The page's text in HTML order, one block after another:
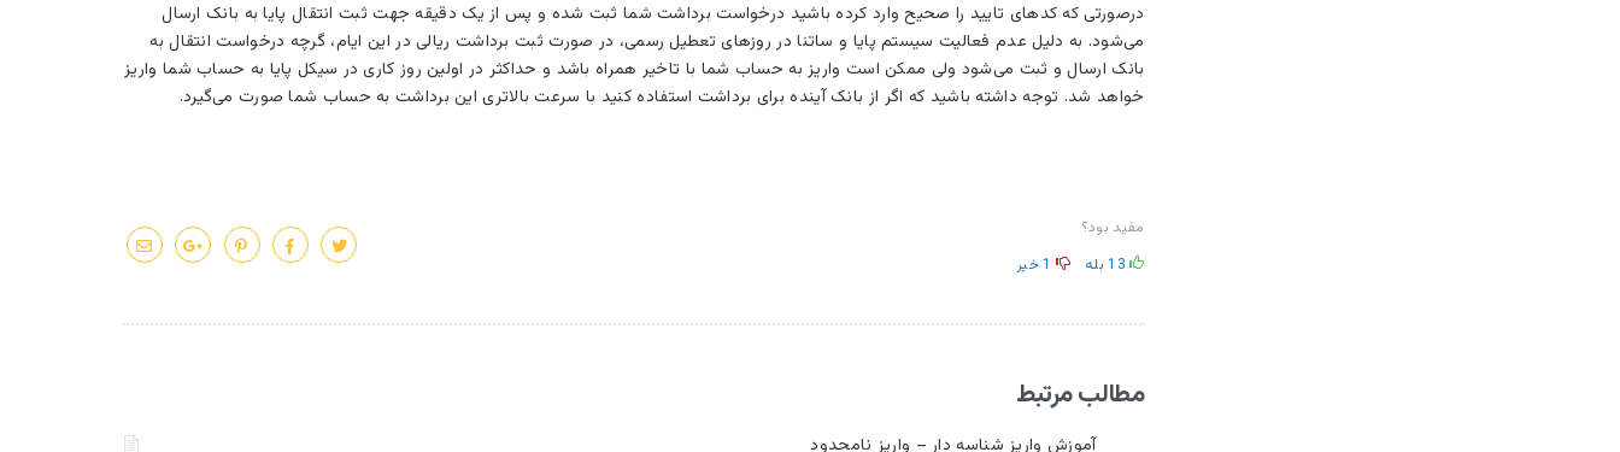
درصورتی که کدهای تایید را صحیح وارد کرده باشید درخواست برداشت شما ثبت شده و پس از یک دقیقه جهت ثبت انتقال پایا به بانک ارسال
می‌شود. به دلیل عدم فعالیت سیستم پایا و ساتنا در روزهای تعطیل رسمی، در صورت ثبت برداشت ریالی در این ایام، گرچه درخواست انتقال به
بانک ارسال و ثبت می‌شود ولی ممکن است واریز به حساب شما با تاخیر همراه باشد و حداکثر در اولین روز کاری در سیکل پایا به حساب شما واریز
خواهد شد. توجه داشته باشید که اگر از بانک آینده برای برداشت استفاده کنید با سرعت بالاتری این برداشت به حساب شما صورت می‌گیرد.
مفید بود؟
13 بله 1 خیر
مطالب مرتبط
آموزش واریز شناسه دار – واریز نامحدود